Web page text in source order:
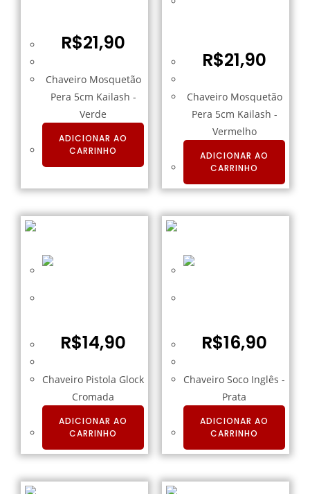
R$21,90
Chaveiro Mosquetão
Pera 5cm Kailash -
Verde
ADICIONAR AO
CARRINHO
R$21,90
Chaveiro Mosquetão
Pera 5cm Kailash -
Vermelho
ADICIONAR AO
CARRINHO
R$14,90
Chaveiro Pistola Glock
Cromada
ADICIONAR AO
CARRINHO
R$16,90
Chaveiro Soco Inglês -
Prata
ADICIONAR AO
CARRINHO